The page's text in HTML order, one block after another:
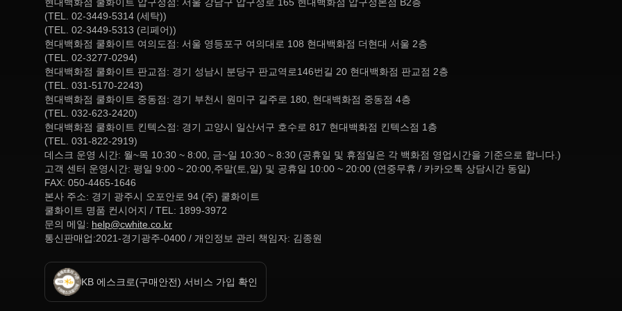
(TEL. 02-3449-5314 (세탁))
(TEL. 02-3449-5313 (리페어))
현대백화점 쿨화이트 여의도점: 서울 영등포구 여의대로 108 현대백화점 더현대 서울 2층
(TEL. 02-3277-0294)
현대백화점 쿨화이트 판교점: 경기 성남시 분당구 판교역로146번길 20 현대백화점 판교점 2층
(TEL. 031-5170-2243)
현대백화점 쿨화이트 중동점: 경기 부천시 원미구 길주로 180, 현대백화점 중동점 4층
(TEL. 032-623-2420)
현대백화점 쿨화이트 킨텍스점: 경기 고양시 일산서구 호수로 817 현대백화점 킨텍스점 1층
(TEL. 031-822-2919)
데스크 운영 시간: 월~목 10:30 ~ 8:00, 금~일 10:30 ~ 8:30 (공휴일 및 휴점일은 각 백화점 영업시간을 기준으로 합니다.)
고객 센터 운영시간: 평일 9:00 ~ 20:00,주말(토,일) 및 공휴일 10:00 ~ 20:00 (연중무휴 / 카카오톡 상담시간 동일)
FAX: 050-4465-1646
본사 주소: 경기 광주시 오포안로 94 (주) 쿨화이트
쿨화이트 명품 컨시어지 / TEL: 1899-3972
문의 메일: help@cwhite.co.kr
통신판매업:2021-경기광주-0400 / 개인정보 관리 책임자: 김종원
KB 에스크로(구매안전) 서비스 가입 확인